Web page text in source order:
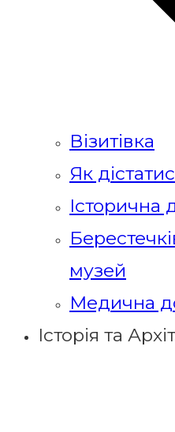
Візитівка
Як
Історична
музей
Медична
Історія та